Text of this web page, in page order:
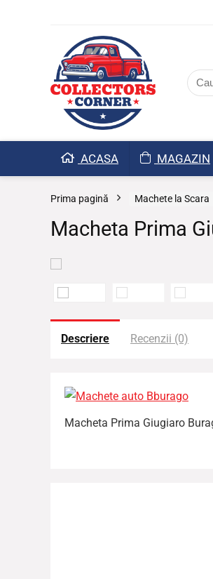
ACASA MAGAZIN
Prima pagină Machete la Scara
Macheta Prima
Descriere Recenzii (0)
Macheta Prima Giugiaro